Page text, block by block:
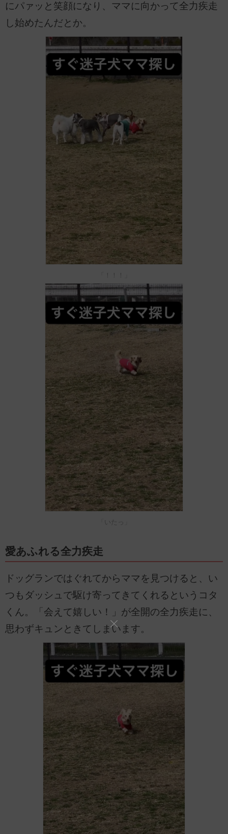
にパァッと笑顔になり、ママに向かって全力疾走
し始めたんだとか。
「！！！」
愛あふれる全力疾走
ドッグランではぐれてからママを見つけると、い
つもダッシュで駆け寄ってきてくれるというコタ
くん。「会えて嬉しい！」が全開の全力疾走に、
思わずキュンときてしまいます。